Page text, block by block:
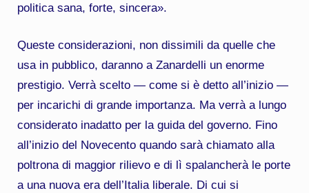
politica sana, forte, sincera».
Queste considerazioni, non dissimili da quelle che
usa in pubblico, daranno a Zanardelli un enorme
prestigio. Verrà scelto — come si è detto all’inizio —
per incarichi di grande importanza. Ma verrà a lungo
considerato inadatto per la guida del governo. Fino
all’inizio del Novecento quando sarà chiamato alla
poltrona di maggior rilievo e di lì spalancherà le porte
a una nuova era dell’Italia liberale. Di cui si